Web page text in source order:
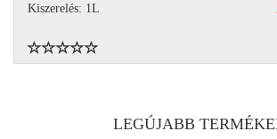
Kiszerelés: 1L
LEGÚJABB